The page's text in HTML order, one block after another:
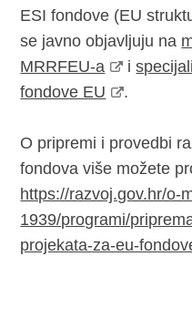
ESI fondove (EU
se javno objavljuju na
MRRFEU-a
i
fondove EU
.
O pripremi i provedbi
fondova više možete
https://razvoj.gov.hr/o-
1939/programi/
projekata-za-eu-